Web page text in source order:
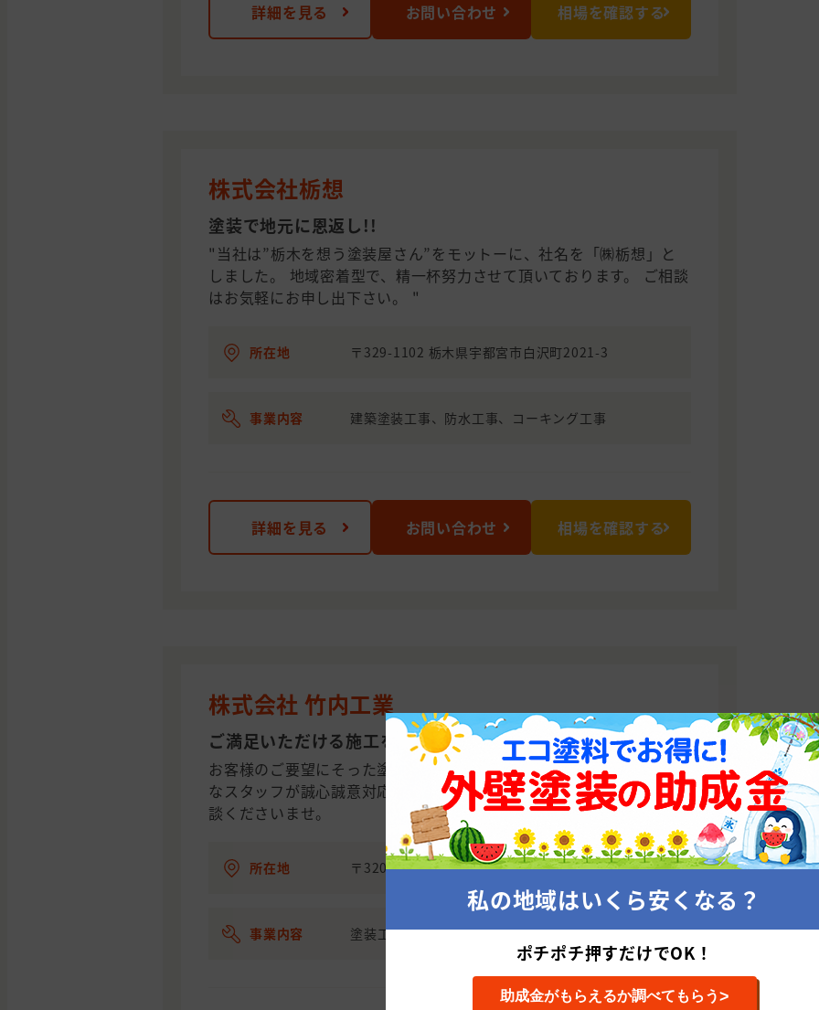
詳細を見る お問い合わせ 相場を確認する
株式会社栃想
塗装で地元に恩返し!!
"当社は”栃木を想う塗装屋さん”をモットーに、社名を「㈱栃想」と
しました。 地域密着型で、精一杯努力させて頂いております。 ご相談
はお気軽にお申し出下さい。 "
所在地 〒329-1102 栃木県宇都宮市白沢町2021-3
事業内容 建築塗装工事、防水工事、コーキング工事
詳細を見る お問い合わせ 相場を確認する
株式会社 竹内工業
ご満足いただける施工をお約束します！
お客様のご要望にそった塗装プランをご用意しております！経験豊富
なスタッフが誠心誠意対応させていただきますのでぜひお気軽にご相
談くださいませ。
所在地 〒320-0075 栃木県宇都宮市宝木本町1659-24
事業内容 塗装工事
私の地域はいくら安くなる？
ポチポチ押すだけでOK！
助成金がもらえるか調べてもらう>